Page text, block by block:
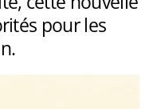
pour les